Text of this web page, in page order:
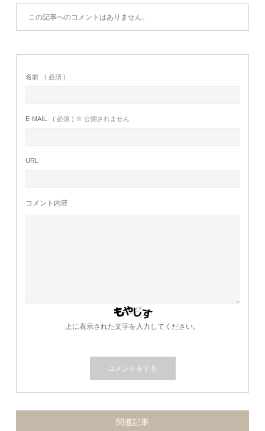
この記事へのコメントはありません。
名前 ( 必須 )
E-MAIL ( 必須 ) ※ 公開されません
URL
コメント内容
上に表示された文字を入力してください。
関連記事